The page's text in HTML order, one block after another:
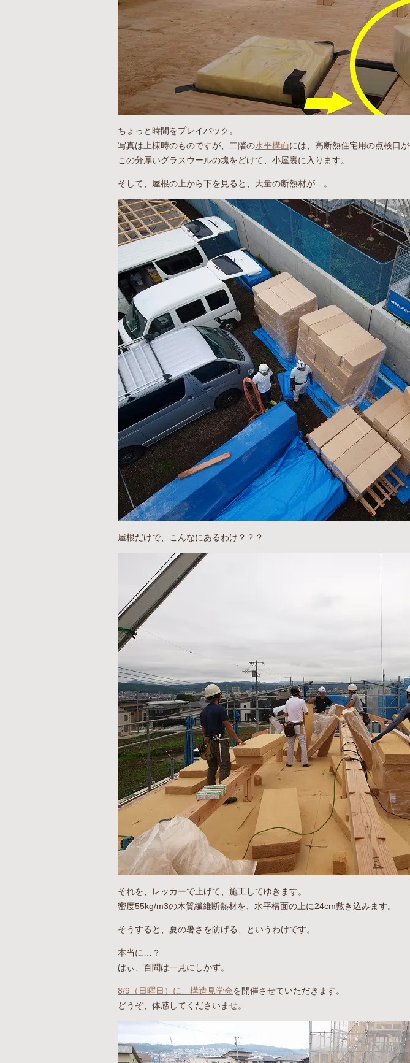
ちょっと時間をプレイバック。
写真は上棟時のものですが、二階の水平構面には、高断熱住宅用の点検口が
この分厚いグラスウールの塊をどけて、小屋裏に入ります。
そして、屋根の上から下を見ると、大量の断熱材が…。
屋根だけで、こんなにあるわけ？？？
それを、レッカーで上げて、施工してゆきます。
密度55kg/m3の木質繊維断熱材を、水平構面の上に24cm敷き込みます。
そうすると、夏の暑さを防げる、というわけです。
本当に…？
はぃ、百聞は一見にしかず。
8/9（日曜日）に、構造見学会を開催させていただきます。
どうぞ、体感してくださいませ。